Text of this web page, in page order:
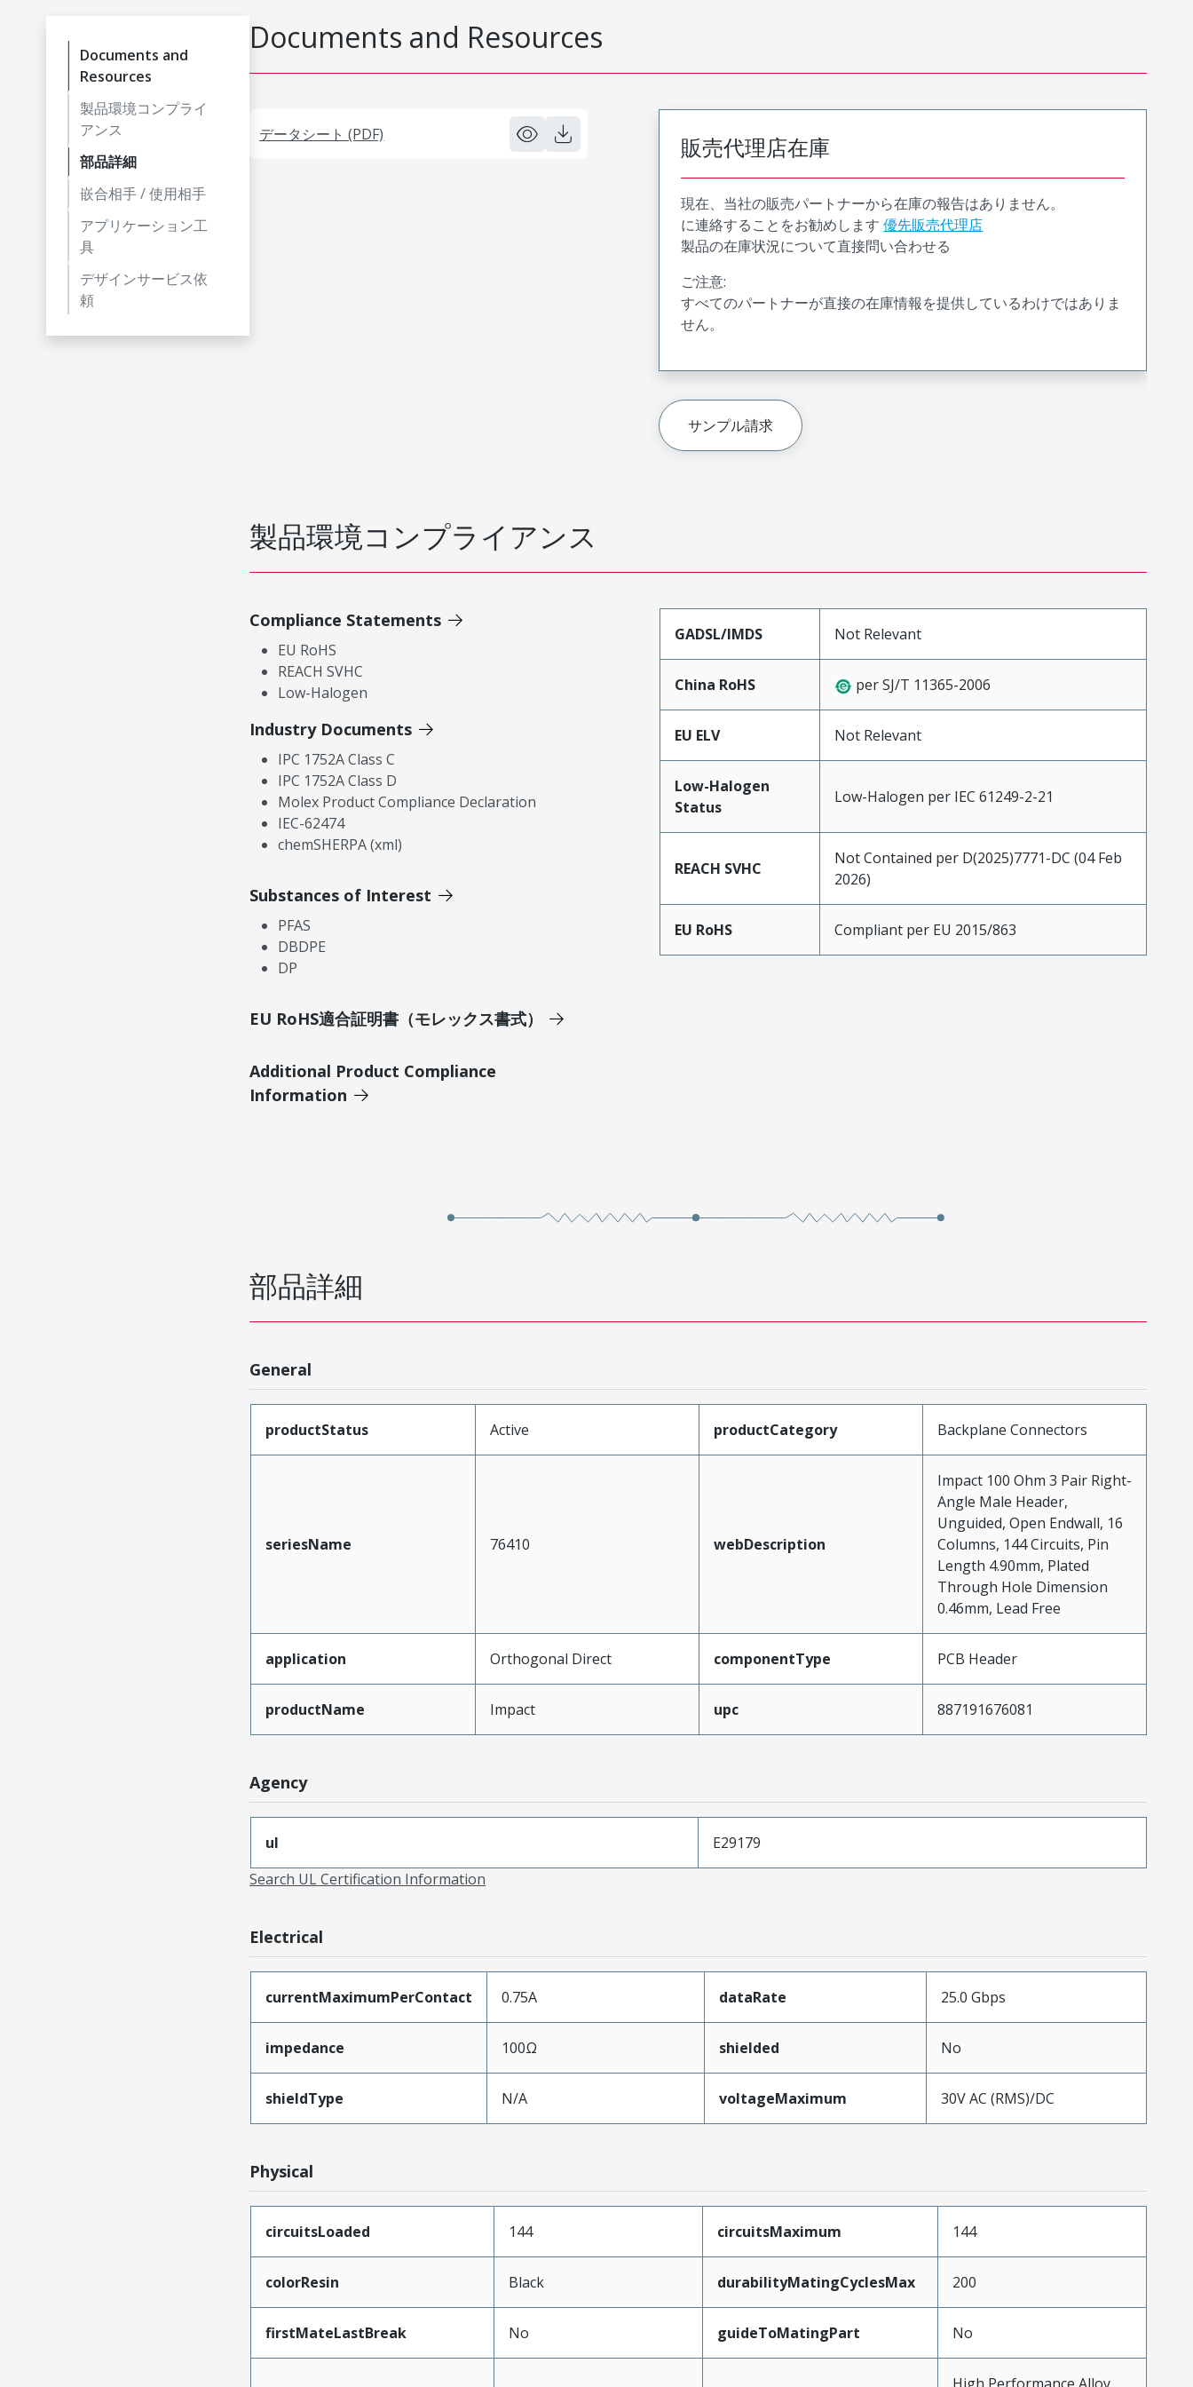
Documents and
Resources
製品環境コンプライ
アンス
部品詳細
嵌合相手 / 使用相手
アプリケーション工
具
デザインサービス依
頼
Documents and Resources
データシート (PDF) 販売代理店在庫
現在、当社の販売パートナーから在庫の報告はありません。
に連絡することをお勧めします 優先販売代理店
製品の在庫状況について直接問い合わせる
ご注意:
すべてのパートナーが直接の在庫情報を提供しているわけではありま
せん。
サンプル請求
製品環境コンプライアンス
Compliance Statements
EU RoHS
REACH SVHC
Low-Halogen
Industry Documents
IPC 1752A Class C
IPC 1752A Class D
Molex Product Compliance Declaration
IEC-62474
chemSHERPA (xml)
Substances of Interest
PFAS
DBDPE
DP
EU RoHS適合証明書（モレックス書式）
Additional Product Compliance
Information
GADSL/IMDS Not Relevant
China RoHS per SJ/T 11365-2006
EU ELV Not Relevant
Low-Halogen
Status
Low-Halogen per IEC 61249-2-21
REACH SVHC
Not Contained per D(2025)7771-DC (04 Feb
2026)
EU RoHS Compliant per EU 2015/863
部品詳細
General
productStatus Active productCategory Backplane Connectors
seriesName 76410 webDescription
Impact 100 Ohm 3 Pair Right-
Angle Male Header,
Unguided, Open Endwall, 16
Columns, 144 Circuits, Pin
Length 4.90mm, Plated
Through Hole Dimension
0.46mm, Lead Free
application Orthogonal Direct componentType PCB Header
productName Impact upc 887191676081
Agency
ul
E29179
Search UL Certification Information
Electrical
currentMaximumPerContact 0.75A dataRate 25.0 Gbps
impedance 100Ω shielded No
shieldType N/A voltageMaximum 30V AC (RMS)/DC
Physical
circuitsLoaded 144 circuitsMaximum 144
colorResin Black durabilityMatingCyclesMax 200
firstMateLastBreak No guideToMatingPart No